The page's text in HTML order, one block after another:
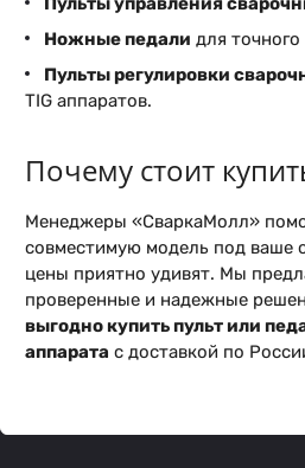
Ножные педали для
Пульты регулировки
TIG аппаратов.
Почему стоит
Менеджеры «СваркаМолл»
совместимую модель под ваше
цены приятно удивят. Мы
проверенные и надежные
выгодно купить пульт или
аппарата с доставкой по